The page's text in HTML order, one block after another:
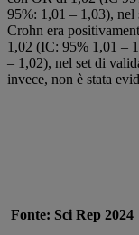
95%: 1,01 – 1,03),
Crohn era
1,02 (IC: 95% 1,01 –
– 1,02), nel set di
invece, non è stata
Fonte: Sci Rep 2024